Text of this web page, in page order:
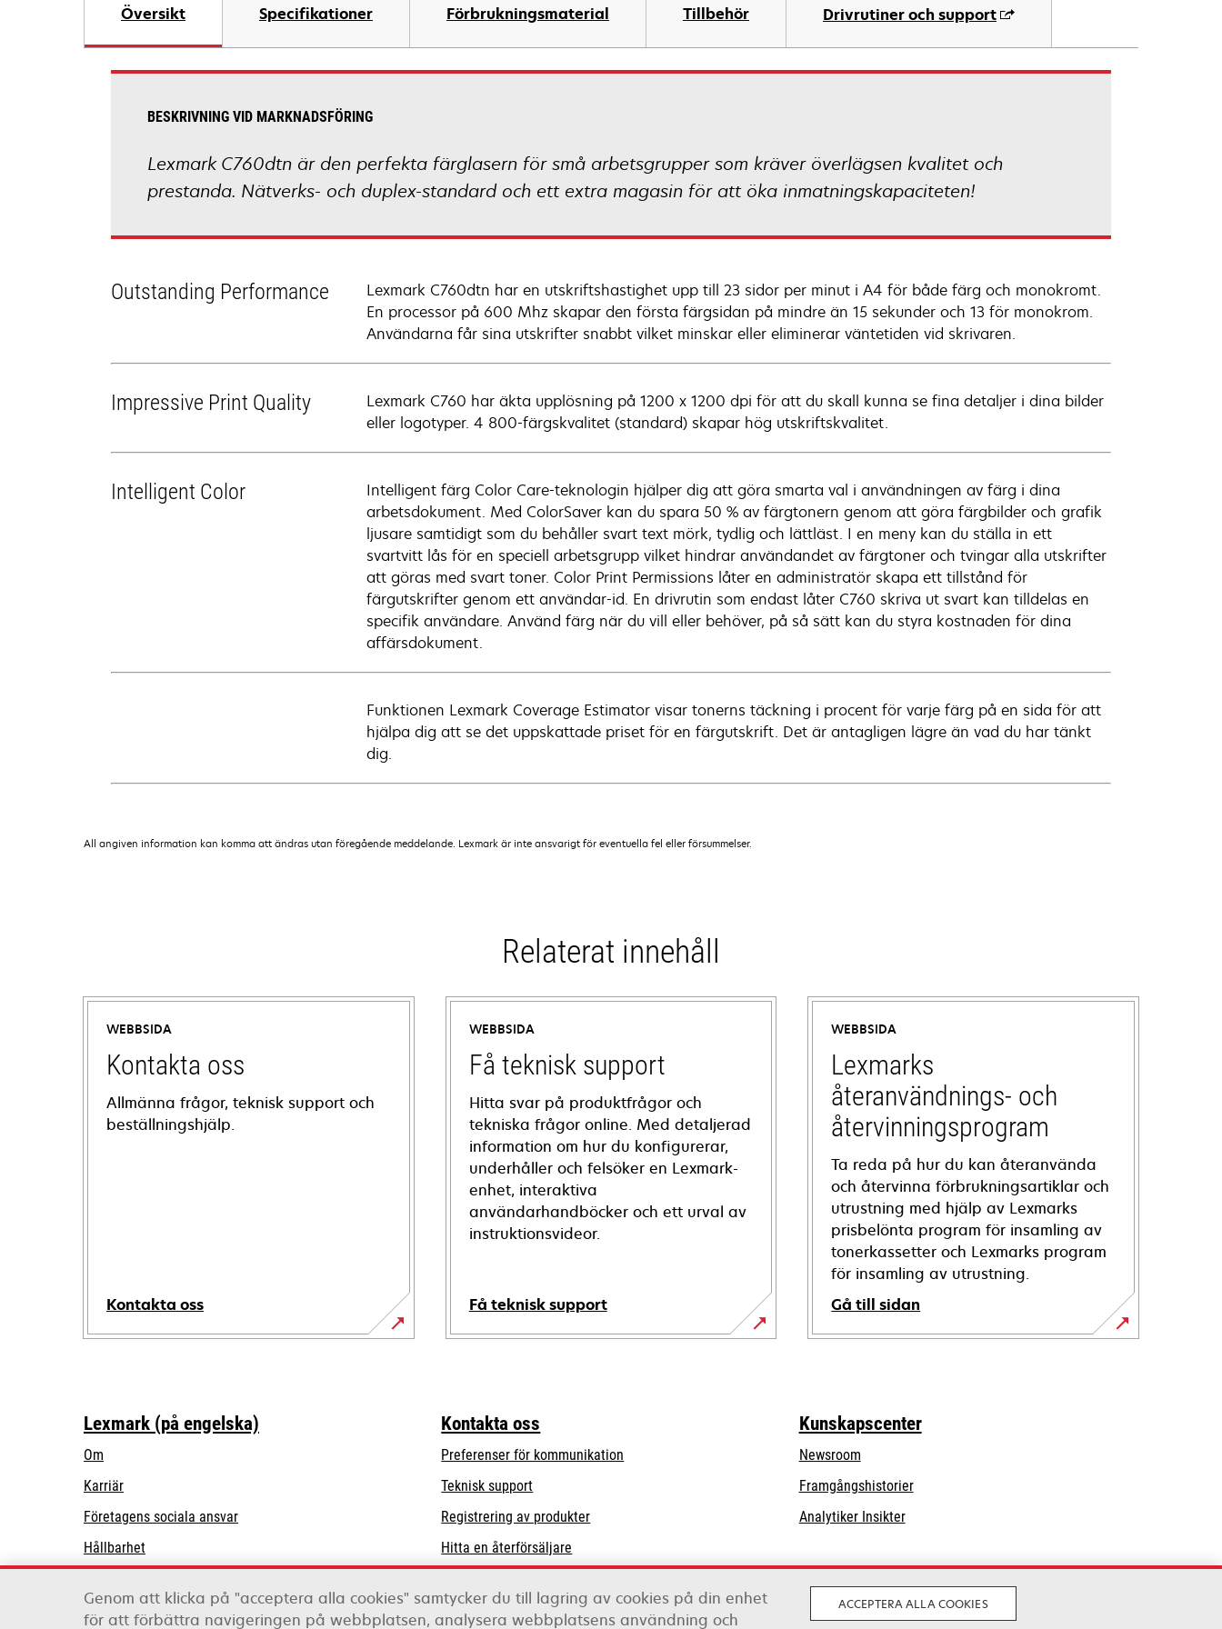
Översikt Specifikationer Förbrukningsmaterial Tillbehör Drivrutiner och support
BESKRIVNING VID MARKNADSFÖRING
Lexmark C760dtn är den perfekta färglasern för små arbetsgrupper som kräver överlägsen kvalitet och
prestanda. Nätverks- och duplex-standard och ett extra magasin för att öka inmatningskapaciteten!
Outstanding Performance
Lexmark C760dtn har en utskriftshastighet upp till 23 sidor per minut i A4 för både färg och monokromt.
En processor på 600 Mhz skapar den första färgsidan på mindre än 15 sekunder och 13 för monokrom.
Användarna får sina utskrifter snabbt vilket minskar eller eliminerar väntetiden vid skrivaren.
Impressive Print Quality
Lexmark C760 har äkta upplösning på 1200 x 1200 dpi för att du skall kunna se fina detaljer i dina bilder
eller logotyper. 4 800-färgskvalitet (standard) skapar hög utskriftskvalitet.
Intelligent Color
Intelligent färg Color Care-teknologin hjälper dig att göra smarta val i användningen av färg i dina
arbetsdokument. Med ColorSaver kan du spara 50 % av färgtonern genom att göra färgbilder och grafik
ljusare samtidigt som du behåller svart text mörk, tydlig och lättläst. I en meny kan du ställa in ett
svartvitt lås för en speciell arbetsgrupp vilket hindrar användandet av färgtoner och tvingar alla utskrifter
att göras med svart toner. Color Print Permissions låter en administratör skapa ett tillstånd för
färgutskrifter genom ett användar-id. En drivrutin som endast låter C760 skriva ut svart kan tilldelas en
specifik användare. Använd färg när du vill eller behöver, på så sätt kan du styra kostnaden för dina
affärsdokument.
Funktionen Lexmark Coverage Estimator visar tonerns täckning i procent för varje färg på en sida för att
hjälpa dig att se det uppskattade priset för en färgutskrift. Det är antagligen lägre än vad du har tänkt
dig.
All angiven information kan komma att ändras utan föregående meddelande. Lexmark är inte ansvarigt för eventuella fel eller försummelser.
Relaterat innehåll
WEBBSIDA
Kontakta oss
Allmänna frågor, teknisk support och
beställningshjälp.
Kontakta oss
WEBBSIDA
Få teknisk support
Hitta svar på produktfrågor och
tekniska frågor online. Med detaljerad
information om hur du konfigurerar,
underhåller och felsöker en Lexmark-
enhet, interaktiva
användarhandböcker och ett urval av
instruktionsvideor.
Få teknisk support
opens
tab
WEBBSIDA
Lexmarks
återanvändnings- och
återvinningsprogram
Ta reda på hur du kan återanvända
och återvinna förbrukningsartiklar och
utrustning med hjälp av Lexmarks
prisbelönta program för insamling av
tonerkassetter och Lexmarks program
för insamling av utrustning.
Gå till sidan
Lexmark (på engelska)
Om
Karriär
Företagens sociala ansvaropens
tab
Hållbarhet
Kontakta oss
Preferenser för kommunikation
Teknisk supportopens
a
new
tab
Registrering av produkter
Hitta en återförsäljare
Kunskapscenter
Newsroom
Framgångshistorier
Analytiker Insikter
Genom att klicka på "acceptera alla cookies" samtycker du till lagring av cookies på din enhet
för att förbättra navigeringen på webbplatsen, analysera webbplatsens användning och
ACCEPTERA ALLA COOKIES